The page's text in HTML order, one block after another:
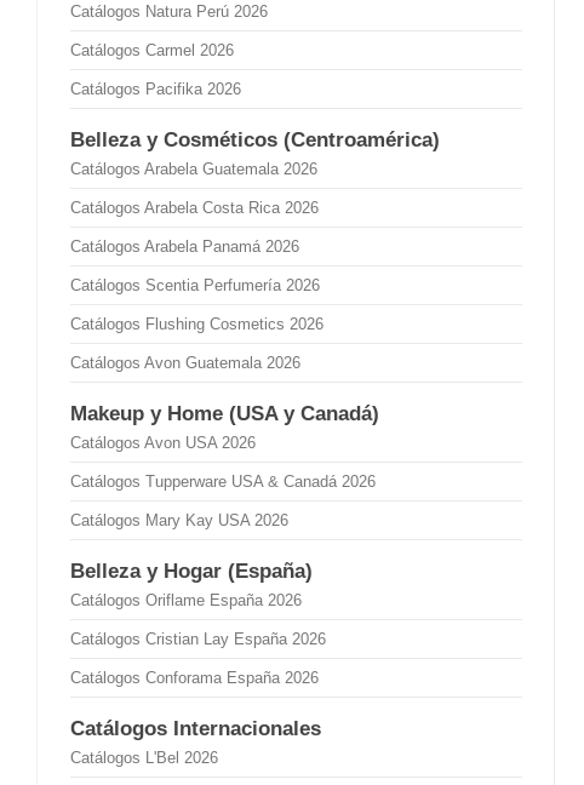
Catálogos Natura Perú 2026
Catálogos Carmel 2026
Catálogos Pacifika 2026
Belleza y Cosméticos (Centroamérica)
Catálogos Arabela Guatemala 2026
Catálogos Arabela Costa Rica 2026
Catálogos Arabela Panamá 2026
Catálogos Scentia Perfumería 2026
Catálogos Flushing Cosmetics 2026
Catálogos Avon Guatemala 2026
Makeup y Home (USA y Canadá)
Catálogos Avon USA 2026
Catálogos Tupperware USA & Canadá 2026
Catálogos Mary Kay USA 2026
Belleza y Hogar (España)
Catálogos Oriflame España 2026
Catálogos Cristian Lay España 2026
Catálogos Conforama España 2026
Catálogos Internacionales
Catálogos L'Bel 2026